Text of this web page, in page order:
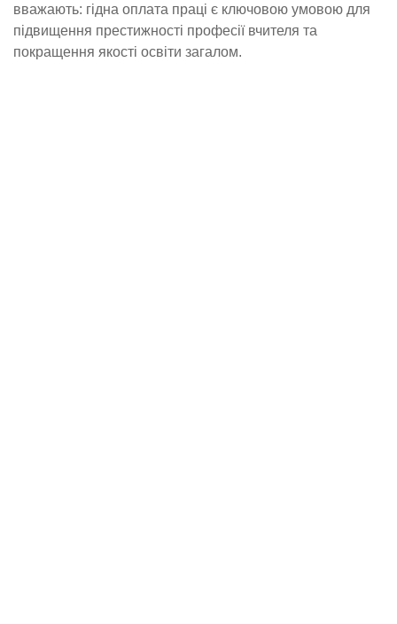
вважають: гідна оплата праці є ключовою умовою для
підвищення престижності професії вчителя та
покращення якості освіти загалом.